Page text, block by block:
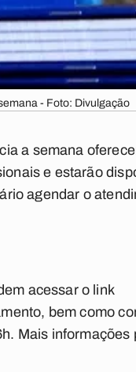
- Foto: Divulgação
a semana
e estarão
agendar o
acessar o link
bem como
Mais